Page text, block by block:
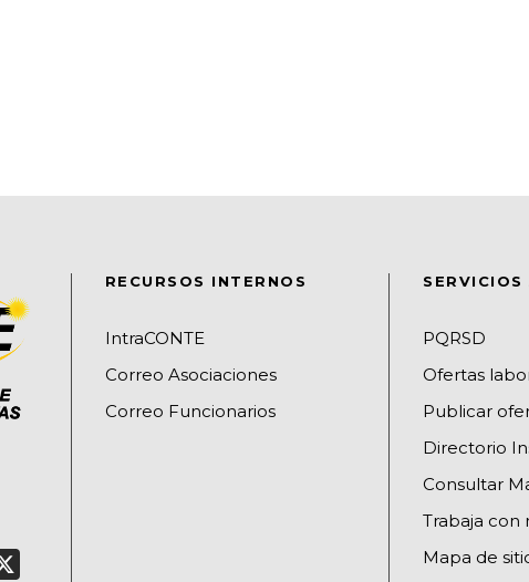
RECURSOS INTERNOS
IntraCONTE
Correo Asociaciones
Correo Funcionarios
PQRSD
Ofertas
Publicar
Directorio
Consultar
Trabaja con
Mapa de